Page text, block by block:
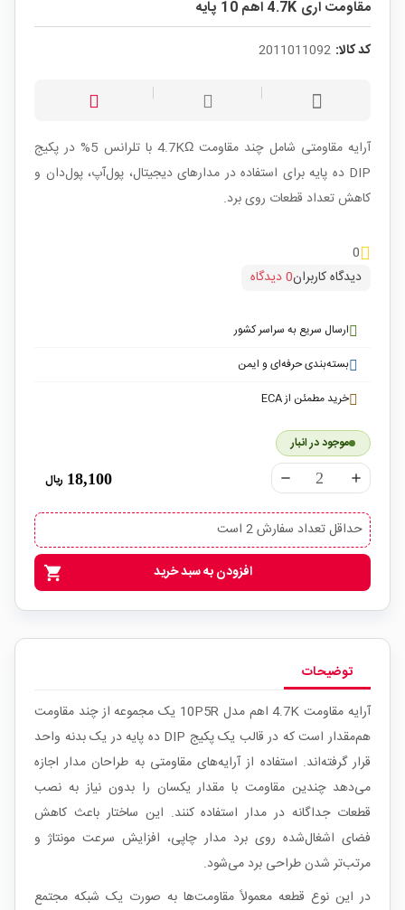
مقاومت اری 4.7K اهم 10 پایه
کد کالا: 2011011092
آرایه مقاومتی شامل چند مقاومت 4.7KΩ با تلرانس 5% در پکیج
DIP ده پایه برای استفاده در مدارهای دیجیتال، پول‌آپ، پول‌دان و
کاهش تعداد قطعات روی برد.
0
دیدگاه کاربران0 دیدگاه
ارسال سریع به سراسر کشور
بسته‌بندی حرفه‌ای و ایمن
خرید مطمئن از ECA
موجود در انبار
remove add
18,100 ریال
حداقل تعداد سفارش 2 است
shopping_cart افزودن به سبد خرید
توضیحات
آرایه مقاومت 4.7K اهم مدل 10P5R یک مجموعه از چند مقاومت
هم‌مقدار است که در قالب یک پکیج DIP ده پایه در یک بدنه واحد
قرار گرفته‌اند. استفاده از آرایه‌های مقاومتی به طراحان مدار اجازه
می‌دهد چندین مقاومت با مقدار یکسان را بدون نیاز به نصب
قطعات جداگانه در مدار استفاده کنند. این ساختار باعث کاهش
فضای اشغال‌شده روی برد مدار چاپی، افزایش سرعت مونتاژ و
مرتب‌تر شدن طراحی برد می‌شود.
در این نوع قطعه معمولاً مقاومت‌ها به صورت یک شبکه مجتمع